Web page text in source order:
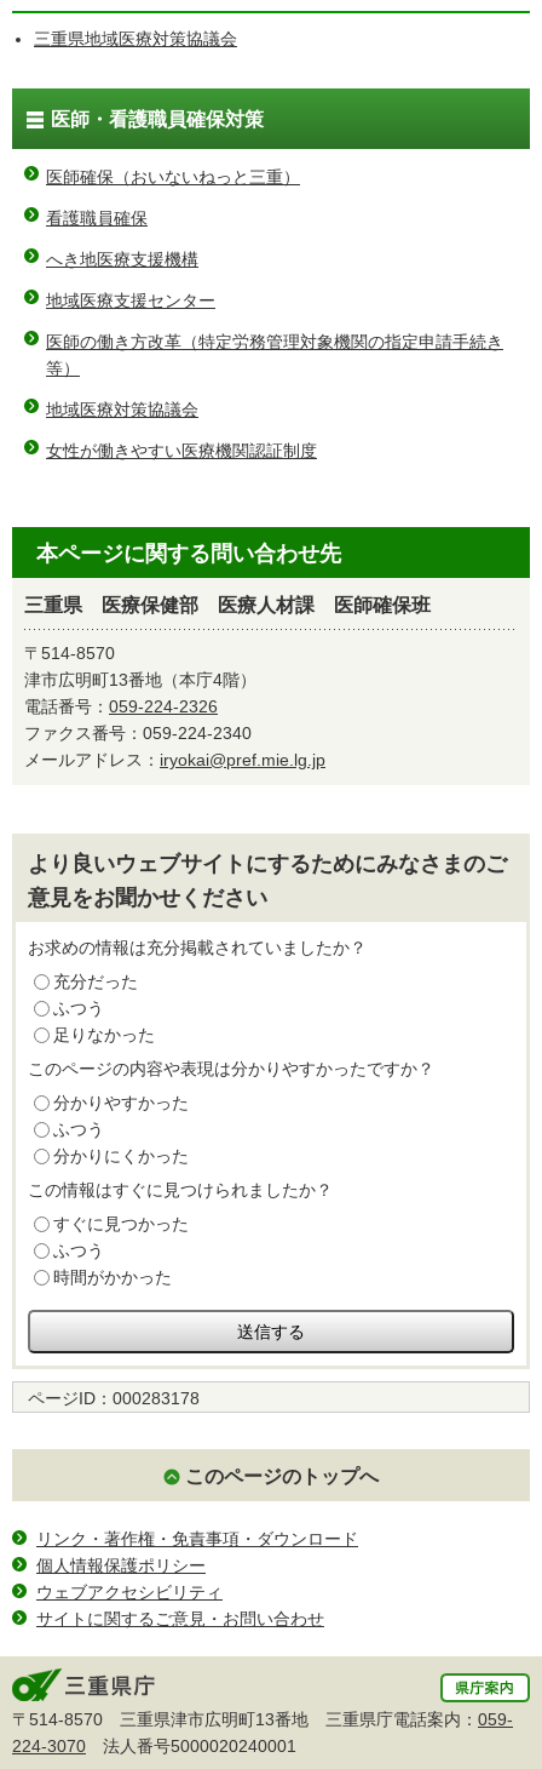
三重県地域医療対策協議会
医師・看護職員確保対策
医師確保（おいないねっと三重）
看護職員確保
へき地医療支援機構
地域医療支援センター
医師の働き方改革（特定労務管理対象機関の指定申請手続き
等）
地域医療対策協議会
女性が働きやすい医療機関認証制度
本ページに関する問い合わせ先
三重県 医療保健部 医療人材課 医師確保班
〒514-8570
津市広明町13番地（本庁4階）
電話番号： 059-224-2326
ファクス番号：059-224-2340
メールアドレス： iryokai@pref.mie.lg.jp
より良いウェブサイトにするためにみなさまのご
意見をお聞かせください
お求めの情報は充分掲載されていましたか？
充分だった
ふつう
足りなかった
このページの内容や表現は分かりやすかったですか？
分かりやすかった
ふつう
分かりにくかった
この情報はすぐに見つけられましたか？
すぐに見つかった
ふつう
時間がかかった
ページID： 000283178
このページのトップへ
リンク・著作権・免責事項・ダウンロード
個人情報保護ポリシー
ウェブアクセシビリティ
サイトに関するご意見・お問い合わせ
〒514-8570 三重県津市広明町13番地 三重県庁電話案内： 059-
224-3070 法人番号5000020240001